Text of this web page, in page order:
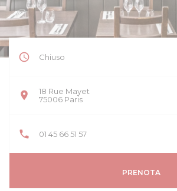
Chiuso
18 Rue Mayet
75006 Paris((apre una nuova finestra))
01 45 66 51 57
PRENOTA